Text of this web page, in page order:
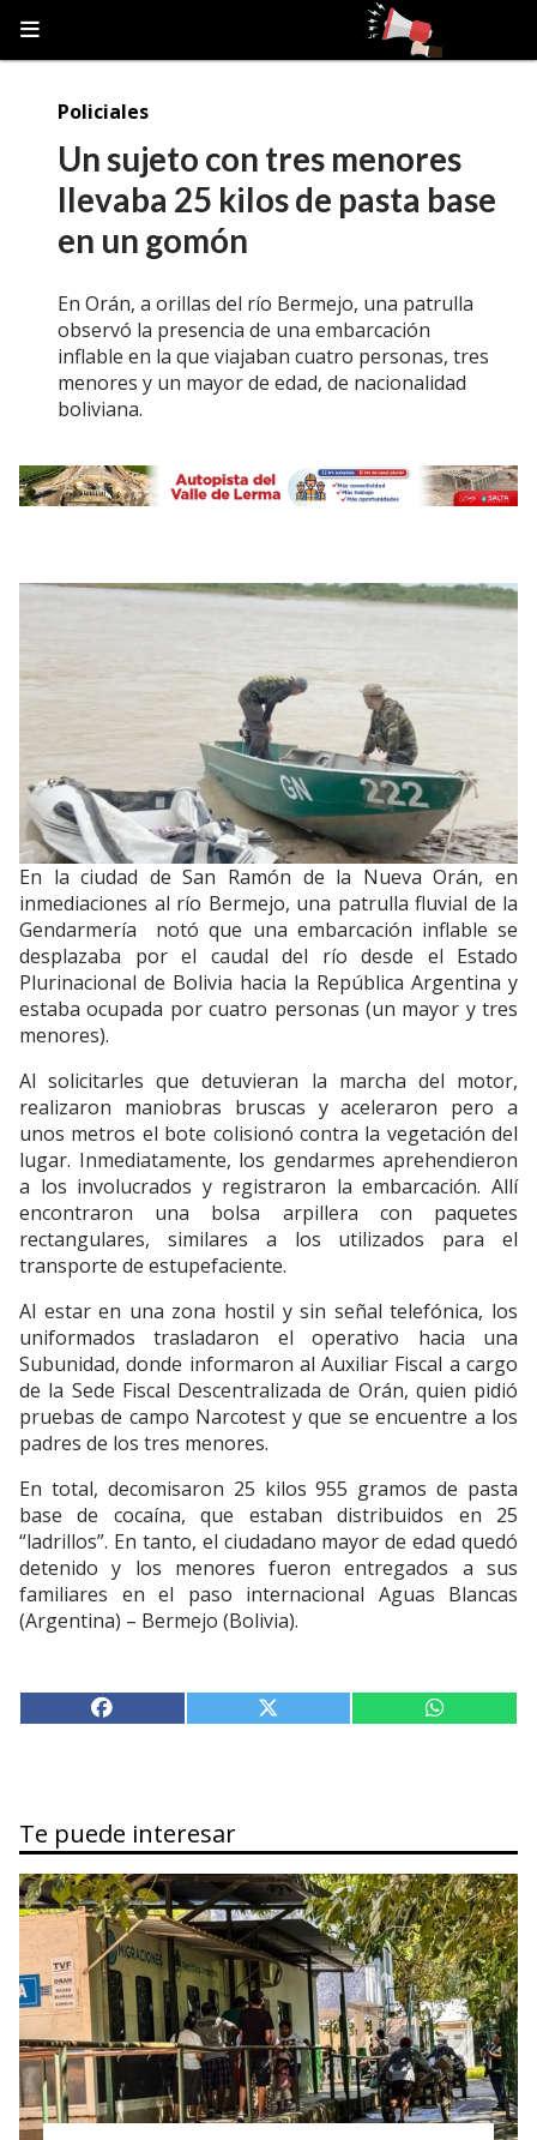
Un sujeto con tres menores
llevaba 25 kilos de pasta base
en un gomón
En Orán, a orillas del río Bermejo, una patrulla
observó la presencia de una embarcación
inflable en la que viajaban cuatro personas, tres
menores y un mayor de edad, de nacionalidad
boliviana.
Policiales
En la ciudad de San Ramón de la Nueva Orán, en
inmediaciones al río Bermejo, una patrulla fluvial de la
Gendarmería notó que una embarcación inflable se
desplazaba por el caudal del río desde el Estado
Plurinacional de Bolivia hacia la República Argentina y
estaba ocupada por cuatro personas (un mayor y tres
menores).
Al solicitarles que detuvieran la marcha del motor,
realizaron maniobras bruscas y aceleraron pero a
unos metros el bote colisionó contra la vegetación del
lugar. Inmediatamente, los gendarmes aprehendieron
a los involucrados y registraron la embarcación. Allí
encontraron una bolsa arpillera con paquetes
rectangulares, similares a los utilizados para el
transporte de estupefaciente.
Al estar en una zona hostil y sin señal telefónica, los
uniformados trasladaron el operativo hacia una
Subunidad, donde informaron al Auxiliar Fiscal a cargo
de la Sede Fiscal Descentralizada de Orán, quien pidió
pruebas de campo Narcotest y que se encuentre a los
padres de los tres menores.
En total, decomisaron 25 kilos 955 gramos de pasta
base de cocaína, que estaban distribuidos en 25
“ladrillos”. En tanto, el ciudadano mayor de edad quedó
detenido y los menores fueron entregados a sus
familiares en el paso internacional Aguas Blancas
(Argentina) – Bermejo (Bolivia).
Te puede interesar